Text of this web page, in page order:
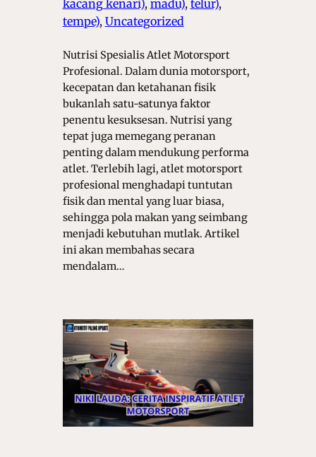
kacang kenari), madu), telur) ,
tempe), Uncategorized
Nutrisi Spesialis Atlet Motorsport
Profesional. Dalam dunia motorsport,
kecepatan dan ketahanan fisik
bukanlah satu-satunya faktor
penentu kesuksesan. Nutrisi yang
tepat juga memegang peranan
penting dalam mendukung performa
atlet. Terlebih lagi, atlet motorsport
profesional menghadapi tuntutan
fisik dan mental yang luar biasa,
sehingga pola makan yang seimbang
menjadi kebutuhan mutlak. Artikel
ini akan membahas secara
mendalam…